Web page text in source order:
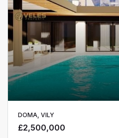
DOMA, VILY
£2,500,000